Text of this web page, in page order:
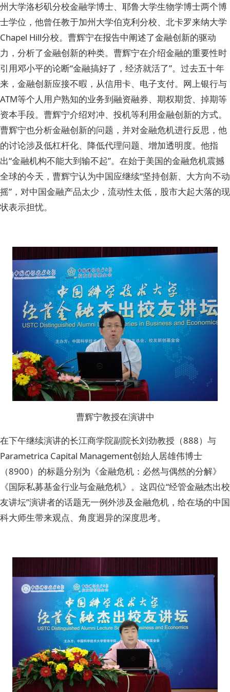
州大学洛杉矶分校金融学博士、耶鲁大学生物学博士两个博
士学位，他曾任教于加州大学伯克利分校、北卡罗来纳大学
Chapel Hill分校。曹辉宁在报告中阐述了金融创新的驱动
力，分析了金融创新的种类。曹辉宁在介绍金融的重要性时
引用邓小平的论断“金融搞好了，经济就活了”。过去五十年
来，金融创新应接不暇，从信用卡、电子支付。网上银行与
ATM等个人用户熟知的业务到融资融券、期权期货、掉期等
资本手段。曹辉宁介绍对冲、投机等利用金融创新的方式。
曹辉宁也分析金融创新的问题，并对金融危机进行反思，他
的讨论涉及低杠杆化、降低代理问题、增加透明度。他指
出“金融机构不能大到输不起”。在始于美国的金融危机震撼
全球的今天，曹辉宁认为中国应继续“坚持创新、大方向不动
摇”，对中国金融产品太少，流动性太低，股市大起大落的现
状表示担忧。
曹辉宁教授在演讲中
在下午继续演讲的长江商学院副院长刘劲教授（888）与
Parametrica Capital Management创始人居雄伟博士
（8900）的标题分别为《金融危机：必然与偶然的分解》
《国际私募基金行业与金融危机》。这四位“经管金融杰出校
友讲坛”演讲者的话题无一例外涉及金融危机，给在场的中国
科大师生带来观点、角度迥异的深度思考。